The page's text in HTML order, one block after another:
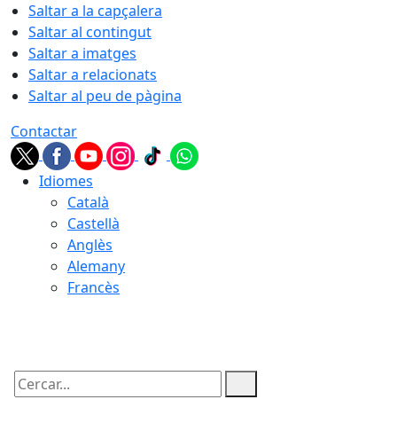
Saltar a la capçalera
Saltar al contingut
Saltar a imatges
Saltar a relacionats
Saltar al peu de pàgina
Contactar
Idiomes
Català
Castellà
Anglès
Alemany
Francès
Cercar: